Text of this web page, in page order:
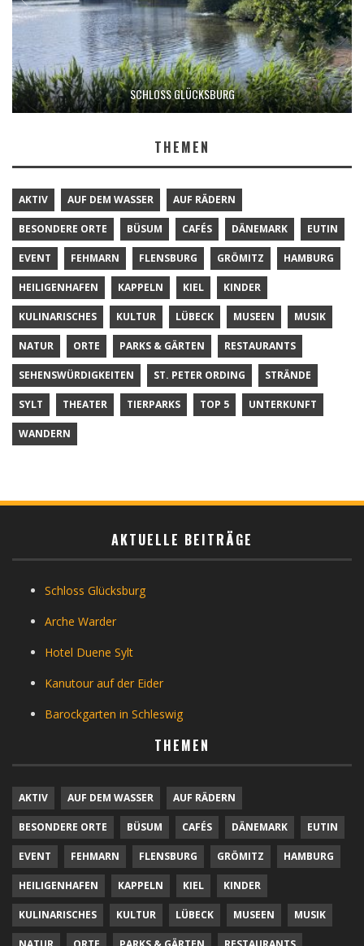
SCHLOSS GLÜCKSBURG
THEMEN
AKTIV AUF DEM WASSER AUF RÄDERN
BESONDERE ORTE BÜSUM CAFÉS DÄNEMARK EUTIN
EVENT FEHMARN FLENSBURG GRÖMITZ HAMBURG
HEILIGENHAFEN KAPPELN KIEL KINDER
KULINARISCHES KULTUR LÜBECK MUSEEN MUSIK
NATUR ORTE PARKS & GÄRTEN RESTAURANTS
SEHENSWÜRDIGKEITEN ST. PETER ORDING STRÄNDE
SYLT THEATER TIERPARKS TOP 5 UNTERKUNFT
WANDERN
AKTUELLE BEITRÄGE
Schloss Glücksburg
Arche Warder
Hotel Duene Sylt
Kanutour auf der Eider
Barockgarten in Schleswig
THEMEN
AKTIV AUF DEM WASSER AUF RÄDERN
BESONDERE ORTE BÜSUM CAFÉS DÄNEMARK EUTIN
EVENT FEHMARN FLENSBURG GRÖMITZ HAMBURG
HEILIGENHAFEN KAPPELN KIEL KINDER
KULINARISCHES KULTUR LÜBECK MUSEEN MUSIK